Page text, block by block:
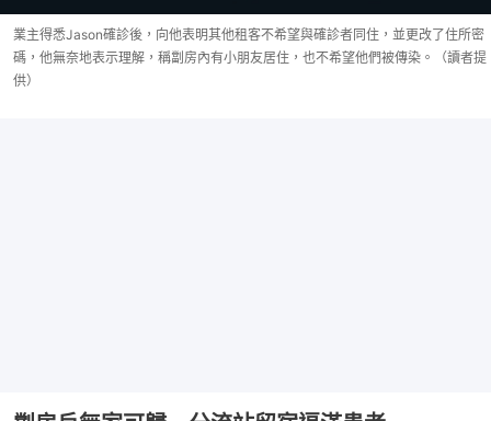
業主得悉Jason確診後，向他表明其他租客不希望與確診者同住，並更改了住所密
碼，他無奈地表示理解，稱劏房內有小朋友居住，也不希望他們被傳染。（讀者提
供）